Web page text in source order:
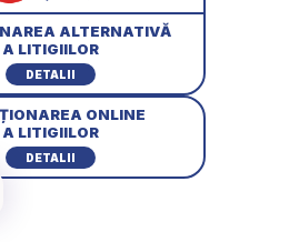
ALTERNATIVĂ
A LITIGIILOR
DETALII
ONLINE
A LITIGIILOR
DETALII